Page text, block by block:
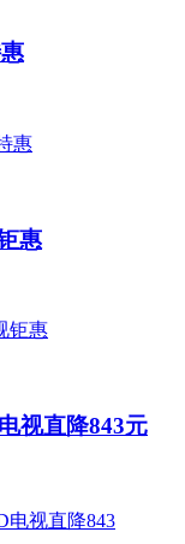
惠
视直降843元